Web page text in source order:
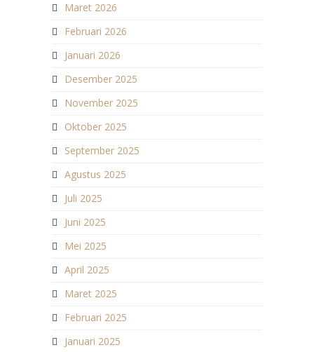
Maret 2026
Februari 2026
Januari 2026
Desember 2025
November 2025
Oktober 2025
September 2025
Agustus 2025
Juli 2025
Juni 2025
Mei 2025
April 2025
Maret 2025
Februari 2025
Januari 2025